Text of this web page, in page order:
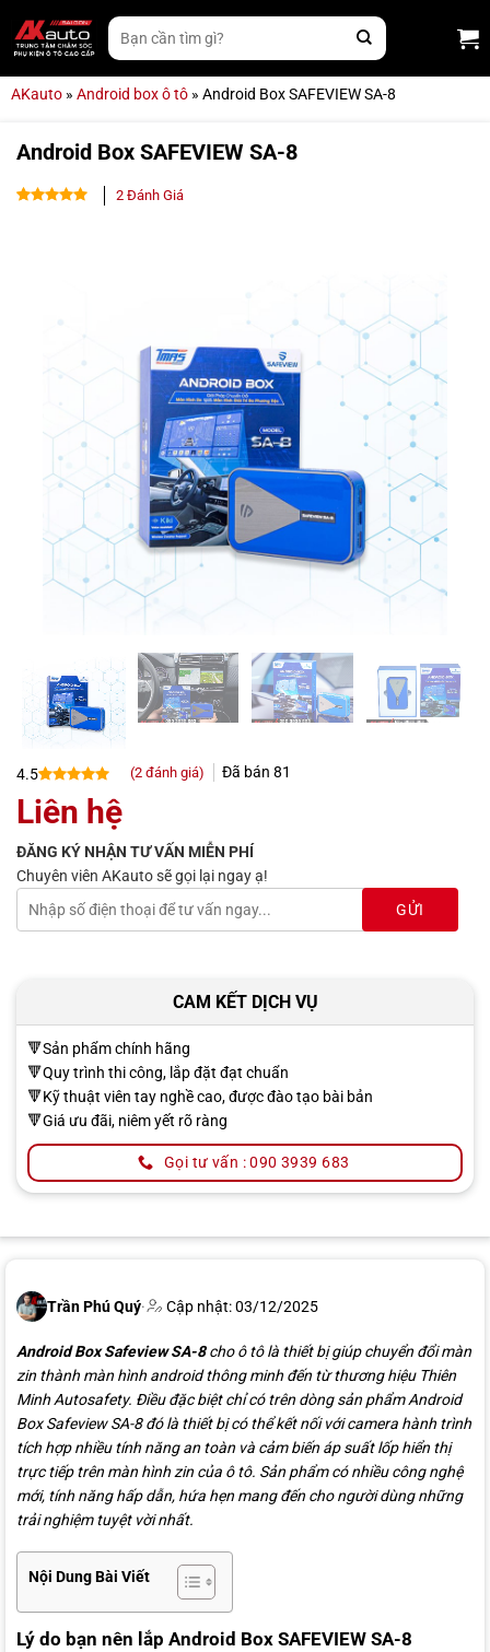
qua
nội
Tìm
kiếm:
AKauto » Android box ô tô » Android Box SAFEVIEW SA-8
Android Box SAFEVIEW SA-8
2Đánh Giá
4.5
4.5
trên 5
dựa trên
2
(2đánh giá) Đã bán 81
Liên hệ
ĐĂNG KÝ NHẬN TƯ VẤN MIỄN PHÍ
Chuyên viên AKauto sẽ gọi lại ngay ạ!
CAM KẾT DỊCH VỤ
🔻Sản phẩm chính hãng
🔻Quy trình thi công, lắp đặt đạt chuẩn
🔻Kỹ thuật viên tay nghề cao, được đào tạo bài bản
🔻Giá ưu đãi, niêm yết rõ ràng
Gọi tư vấn : 090 3939 683
Trần Phú Quý· Cập nhật: 03/12/2025
Android Box Safeview SA-8cho ô tô là thiết bị giúp chuyển đổi màn
zin thành màn hình android thông minh đến từ thương hiệu Thiên
Minh Autosafety. Điều đặc biệt chỉ có trên dòng sản phẩm Android
Box Safeview SA-8 đó là thiết bị có thể kết nối với camera hành trình
tích hợp nhiều tính năng an toàn và cảm biến áp suất lốp hiển thị
trực tiếp trên màn hình zin của ô tô. Sản phẩm có nhiều công nghệ
mới, tính năng hấp dẫn, hứa hẹn mang đến cho người dùng những
trải nghiệm tuyệt vời nhất.
Nội Dung Bài Viết
Lý do bạn nên lắp Android Box SAFEVIEW SA-8